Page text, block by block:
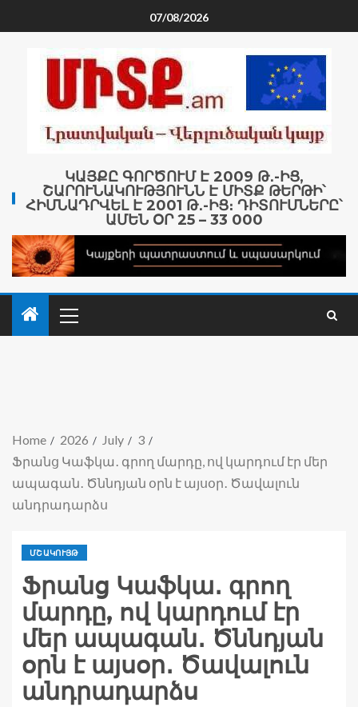
07/08/2026
ԿԱՅՔԸ ԳՈՐԾՈՒՄ Է 2009 Թ․-ԻՑ,
ՇԱՐՈՒՆԱԿՈՒԹՅՈՒՆՆ Է ՄԻՏՔ ԹԵՐԹԻ՝
ՀԻՄՆԱԴՐՎԵԼ Է 2001 Թ․-ԻՑ։ ԴԻՏՈՒՄՆԵՐԸ՝
ԱՄԵՆ ՕՐ 25 – 33 000
Home 2026 July
3
Ֆրանց Կաֆկա․ գրող մարդը, ով կարդում էր մեր
ապագան․ Ծննդյան օրն է այսօր․ Ծավալուն
անդրադարձս
ՄՇԱԿՈՒՅԹ
Ֆրանց Կաֆկա․ գրող
մարդը, ով կարդում էր
մեր ապագան․ Ծննդյան
օրն է այսօր․ Ծավալուն
անդրադարձս